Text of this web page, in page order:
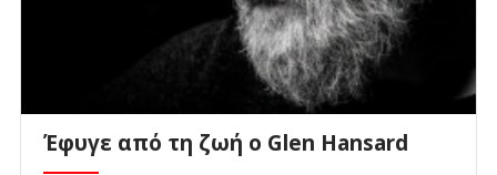
Έφυγε από τη ζωή ο Glen Hansard